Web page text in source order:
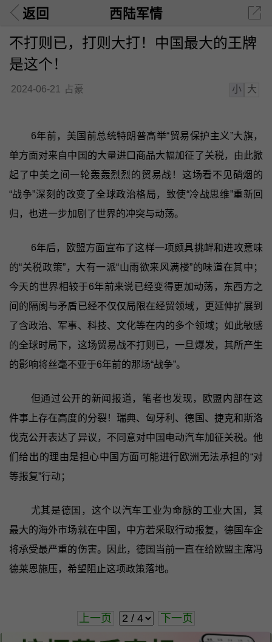
返回 西陆军情
不打则已，打则大打！中国最大的王牌
是这个！
2024-06-21 占豪 小 大
6年前，美国前总统特朗普高举“贸易保护主义”大旗，
单方面对来自中国的大量进口商品大幅加征了关税，由此掀
起了中美之间一轮轰轰烈烈的贸易战！这场看不见硝烟的
“战争”深刻的改变了全球政治格局，致使“冷战思维”重新回
归，也进一步加剧了世界的冲突与动荡。
6年后，欧盟方面宣布了这样一项颇具挑衅和进攻意味
的“关税政策”，大有一派“山雨欲来风满楼”的味道在其中；
今天的世界相较于6年前来说已经变得更加动荡，东西方之
间的隔阂与矛盾已经不仅仅局限在经贸领域，更延伸扩展到
了含政治、军事、科技、文化等在内的多个领域；如此敏感
的全球时局下，这场贸易战不打则已，一旦爆发，其所产生
的影响将丝毫不亚于6年前的那场“战争”。
但通过公开的新闻报道，笔者也发现，欧盟内部在这
件事上存在高度的分裂！瑞典、匈牙利、德国、捷克和斯洛
伐克公开表达了异议，不同意对中国电动汽车加征关税。他
们给出的理由是担心中国方面可能进行欧洲无法承担的“对
等报复”行动；
尤其是德国，这个以汽车工业为命脉的工业大国，其
最大的海外市场就在中国，中方若采取行动报复，德国车企
将承受最严重的伤害。因此，德国当前一直在给欧盟主席冯
德莱恩施压，希望阻止这项政策落地。
上一页 下一页